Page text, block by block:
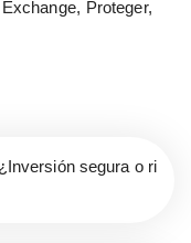
Exchange, Proteger,
segura o ri